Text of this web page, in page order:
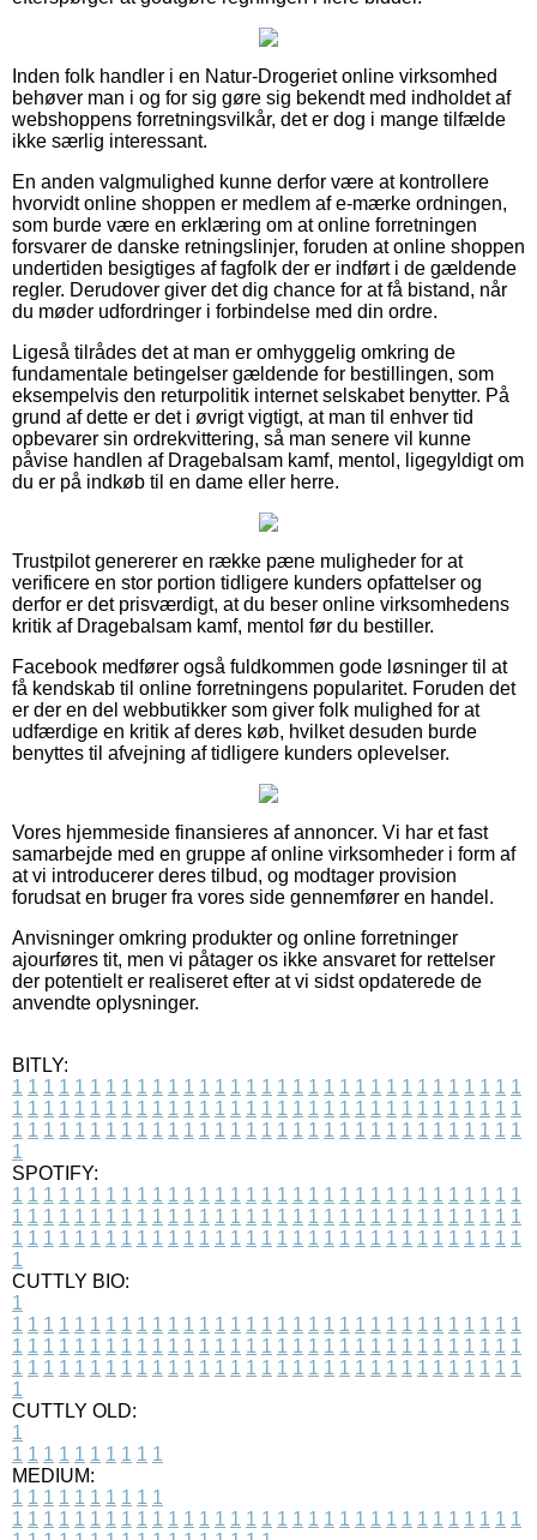
Inden folk handler i en Natur-Drogeriet online virksomhed
behøver man i og for sig gøre sig bekendt med indholdet af
webshoppens forretningsvilkår, det er dog i mange tilfælde
ikke særlig interessant.
En anden valgmulighed kunne derfor være at kontrollere
hvorvidt online shoppen er medlem af e-mærke ordningen,
som burde være en erklæring om at online forretningen
forsvarer de danske retningslinjer, foruden at online shoppen
undertiden besigtiges af fagfolk der er indført i de gældende
regler. Derudover giver det dig chance for at få bistand, når
du møder udfordringer i forbindelse med din ordre.
Ligeså tilrådes det at man er omhyggelig omkring de
fundamentale betingelser gældende for bestillingen, som
eksempelvis den returpolitik internet selskabet benytter. På
grund af dette er det i øvrigt vigtigt, at man til enhver tid
opbevarer sin ordrekvittering, så man senere vil kunne
påvise handlen af Dragebalsam kamf, mentol, ligegyldigt om
du er på indkøb til en dame eller herre.
Trustpilot genererer en række pæne muligheder for at
verificere en stor portion tidligere kunders opfattelser og
derfor er det prisværdigt, at du beser online virksomhedens
kritik af Dragebalsam kamf, mentol før du bestiller.
Facebook medfører også fuldkommen gode løsninger til at
få kendskab til online forretningens popularitet. Foruden det
er der en del webbutikker som giver folk mulighed for at
udfærdige en kritik af deres køb, hvilket desuden burde
benyttes til afvejning af tidligere kunders oplevelser.
Vores hjemmeside finansieres af annoncer. Vi har et fast
samarbejde med en gruppe af online virksomheder i form af
at vi introducerer deres tilbud, og modtager provision
forudsat en bruger fra vores side gennemfører en handel.
Anvisninger omkring produkter og online forretninger
ajourføres tit, men vi påtager os ikke ansvaret for rettelser
der potentielt er realiseret efter at vi sidst opdaterede de
anvendte oplysninger.
BITLY:
1 1 1 1 1 1 1 1 1 1 1 1 1 1 1 1 1 1 1 1 1 1 1 1 1 1 1 1 1 1 1 1 1
1 1 1 1 1 1 1 1 1 1 1 1 1 1 1 1 1 1 1 1 1 1 1 1 1 1 1 1 1 1 1 1 1
1 1 1 1 1 1 1 1 1 1 1 1 1 1 1 1 1 1 1 1 1 1 1 1 1 1 1 1 1 1 1 1 1
1
SPOTIFY:
1 1 1 1 1 1 1 1 1 1 1 1 1 1 1 1 1 1 1 1 1 1 1 1 1 1 1 1 1 1 1 1 1
1 1 1 1 1 1 1 1 1 1 1 1 1 1 1 1 1 1 1 1 1 1 1 1 1 1 1 1 1 1 1 1 1
1 1 1 1 1 1 1 1 1 1 1 1 1 1 1 1 1 1 1 1 1 1 1 1 1 1 1 1 1 1 1 1 1
1
CUTTLY BIO:
1
1 1 1 1 1 1 1 1 1 1 1 1 1 1 1 1 1 1 1 1 1 1 1 1 1 1 1 1 1 1 1 1 1
1 1 1 1 1 1 1 1 1 1 1 1 1 1 1 1 1 1 1 1 1 1 1 1 1 1 1 1 1 1 1 1 1
1 1 1 1 1 1 1 1 1 1 1 1 1 1 1 1 1 1 1 1 1 1 1 1 1 1 1 1 1 1 1 1 1
1
CUTTLY OLD:
1
1 1 1 1 1 1 1 1 1 1
MEDIUM:
1 1 1 1 1 1 1 1 1 1
1 1 1 1 1 1 1 1 1 1 1 1 1 1 1 1 1 1 1 1 1 1 1 1 1 1 1 1 1 1 1 1 1